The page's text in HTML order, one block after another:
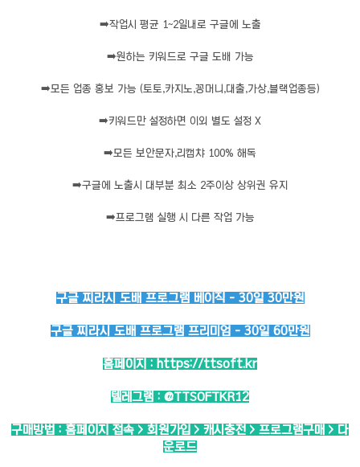
➡️작업시 평균 1~2일내로 구글에 노출
➡️원하는 키워드로 구글 도배 가능
➡️모든 업종 홍보 가능 (토토,카지노,꽁머니,대출,가상,블랙업종등)
➡️키워드만 설정하면 이외 별도 설정 X
➡️모든 보안문자,리캡챠 100% 해독
➡️구글에 노출시 대부분 최소 2주이상 상위권 유지
➡️프로그램 실행 시 다른 작업 가능
구글 찌라시 도배 프로그램 베이직 - 30일 30만원
구글 찌라시 도배 프로그램 프리미엄 - 30일 60만원
홈페이지 : https://ttsoft.kr
텔레그램 : @TTSOFTKR12
구매방법 : 홈페이지 접속 > 회원가입 > 캐시충전 > 프로그램구매 > 다
운로드